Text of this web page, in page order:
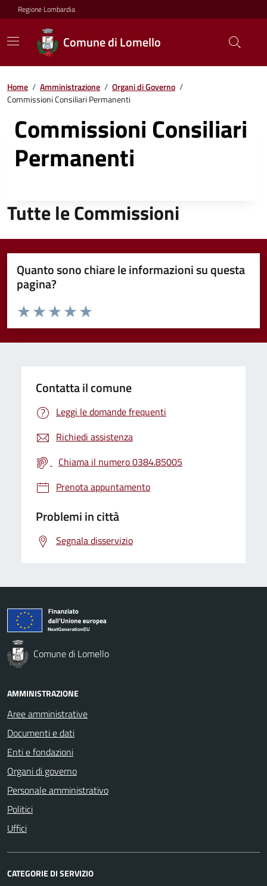
Regione Lombardia
Comune di Lomello
Home / Amministrazione / Organi di Governo /
Commissioni Consiliari Permanenti
Commissioni Consiliari
Permanenti
Tutte le Commissioni
Quanto sono chiare le informazioni su questa
pagina?
Valuta da 1 a 5 stelle la pagina
Valuta 5 stelle su 5
Valuta 4 stelle su 5
Valuta 3 stelle su 5
Valuta 2 stelle su 5
Valuta 1 stelle su 5
Contatta il comune
Leggi le domande frequenti
Richiedi assistenza
Chiama il numero 0384.85005
Prenota appuntamento
Problemi in città
Segnala disservizio
Comune di Lomello
AMMINISTRAZIONE
Aree amministrative
Documenti e dati
Enti e fondazioni
Organi di governo
Personale amministrativo
Politici
Uffici
CATEGORIE DI SERVIZIO